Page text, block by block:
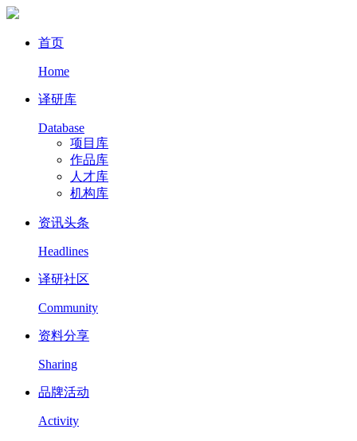
首页
Home
译研库
Database
项目库
作品库
人才库
机构库
资讯头条
Headlines
译研社区
Community
资料分享
Sharing
品牌活动
Activity